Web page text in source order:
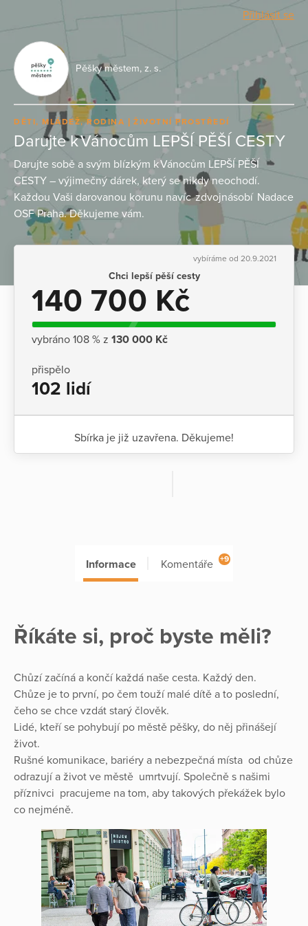
Přihlásit se
Pěšky městem, z. s.
DĚTI, MLÁDEŽ, RODINA ŽIVOTNÍ PROSTŘEDÍ
Darujte k Vánocům LEPŠÍ PĚŠÍ CESTY
Darujte sobě a svým blízkým k Vánocům LEPŠÍ PĚŠÍ
CESTY – výjimečný dárek, který se nikdy neochodí.
Každou Vaši darovanou korunu navíc zdvojnásobí Nadace
OSF Praha. Děkujeme vám.
vybíráme od 20.9.2021
Chci lepší pěší cesty
140 700 Kč
vybráno 108 % z 130 000 Kč
přispělo
102 lidí
Sbírka je již uzavřena. Děkujeme!
Informace Komentáře +9
Říkáte si, proč byste měli?
Chůzí začíná a končí každá naše cesta. Každý den.
Chůze je to první, po čem touží malé dítě a to poslední,
čeho se chce vzdát starý člověk.
Lidé, kteří se pohybují po městě pěšky, do něj přinášejí
život.
Rušné komunikace, bariéry a nebezpečná místa od chůze
odrazují a život ve městě umrtvují. Společně s našimi
příznivci pracujeme na tom, aby takových překážek bylo
co nejméně.